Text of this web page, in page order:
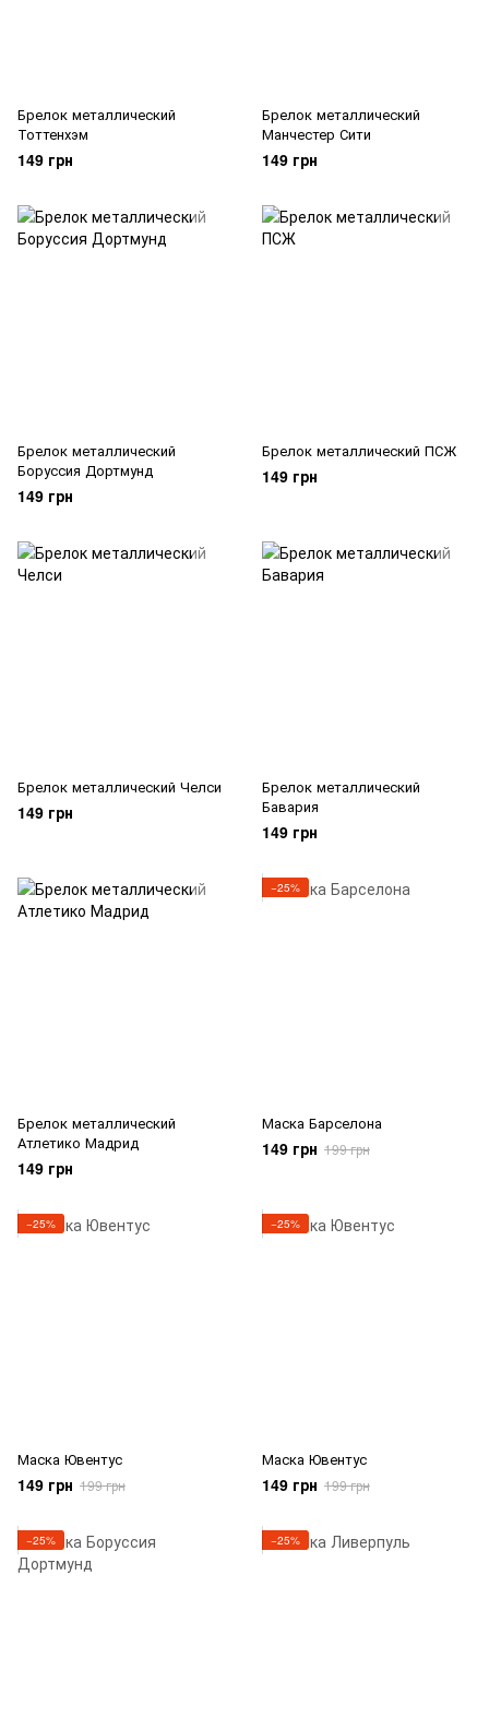
Брелок металлический
Тоттенхэм
149 грн
Брелок металлический
Манчестер Сити
149 грн
Брелок металлический
Боруссия Дортмунд
149 грн
Брелок металлический ПСЖ
149 грн
Брелок металлический Челси
149 грн
Брелок металлический
Бавария
149 грн
Брелок металлический
Атлетико Мадрид
149 грн
−25%
Маска Барселона
149 грн 199 грн
−25%
Маска Ювентус
149 грн 199 грн
−25%
Маска Ювентус
149 грн 199 грн
−25% −25%